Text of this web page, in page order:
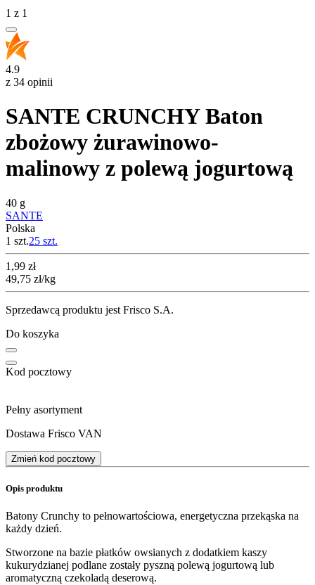
1 z 1
4.9
z 34 opinii
SANTE CRUNCHY Baton
zbożowy żurawinowo-
malinowy z polewą jogurtową
40 g
SANTE
Polska
1 szt.25 szt.
Cena
1,99 zł
49,75 zł/kg
Sprzedawcą produktu jest Frisco S.A.
Do koszyka
Kod pocztowy
Pełny asortyment
Dostawa Frisco VAN
Zmień kod pocztowy
Opis produktu
Batony Crunchy to pełnowartościowa, energetyczna przekąska na
każdy dzień.
Stworzone na bazie płatków owsianych z dodatkiem kaszy
kukurydzianej podlane zostały pyszną polewą jogurtową lub
aromatyczną czekoladą deserową.